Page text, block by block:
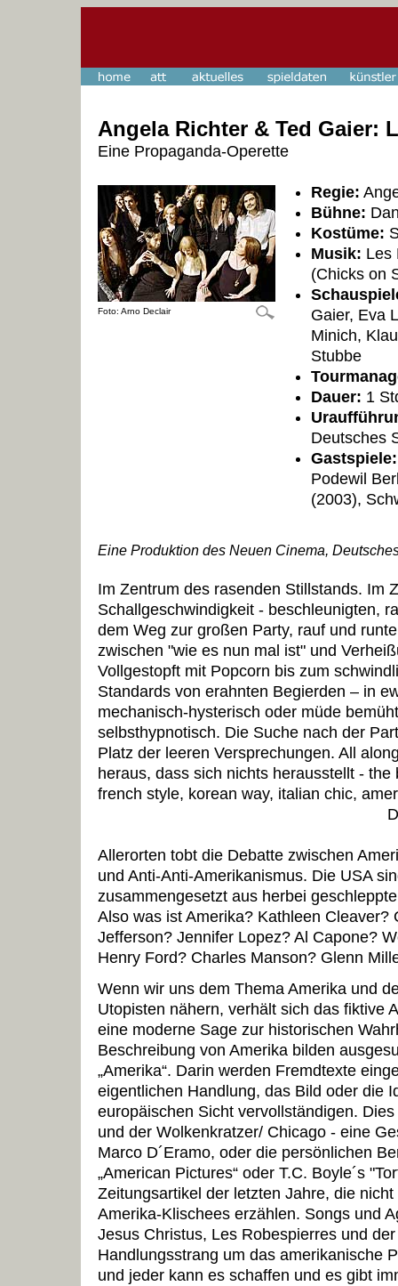
Angela Richter & Ted Gaier:
Eine Propaganda-Operette
Foto: Arno Declair
Regie:
Bühne:
Kostüme:
Musik: Les
(Chicks on
Gaier, Eva
Minich,
Stubbe
Dauer: 1
Deutsches
Gastspiele:
Podewil
(2003),
Eine Produktion des Neuen Cinema,
Im Zentrum des rasenden Stillstands. Im
Schallgeschwindigkeit - beschleunigten,
dem Weg zur großen Party, rauf und
zwischen "wie es nun mal ist" und
Vollgestopft mit Popcorn bis zum
Standards von erahnten Begierden – in
mechanisch-hysterisch oder müde
selbsthypnotisch. Die Suche nach der
Platz der leeren Versprechungen. All
heraus, dass sich nichts herausstellt -
french style, korean way, italian chic,
Allerorten tobt die Debatte zwischen
und Anti-Anti-Amerikanismus. Die USA
zusammengesetzt aus herbei
Also was ist Amerika? Kathleen Cleaver?
Jefferson? Jennifer Lopez? Al Capone?
Henry Ford? Charles Manson? Glenn
Wenn wir uns dem Thema Amerika und
Utopisten nähern, verhält sich das fiktive
eine moderne Sage zur historischen
Beschreibung von Amerika bilden
„Amerika“. Darin werden Fremdtexte
eigentlichen Handlung, das Bild oder die
europäischen Sicht vervollständigen.
und der Wolkenkratzer/ Chicago - eine
Marco D´Eramo, oder die persönlichen
„American Pictures“ oder T.C. Boyle´s
Zeitungsartikel der letzten Jahre, die
Amerika-Klischees erzählen. Songs und
Jesus Christus, Les Robespierres und
Handlungsstrang um das amerikanische
und jeder kann es schaffen und es gibt